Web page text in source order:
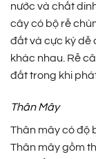
nước và chất
cây có bộ rễ
đất và cực kỳ dễ
khác nhau. Rễ
đất trong khi
Thân Mây
Thân mây có độ
Thân mây gồm